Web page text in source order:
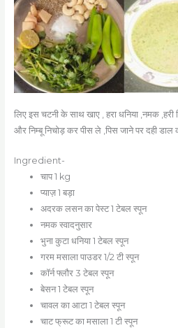
लिए इस चटनी के साथ खाए , हरा धनिया ,नमक ,हरी
और निम्बू निचोड़ कर पीस ले ,पिस जाने पर दही डाल
Ingredient-
चाप 1 kg
प्याज़ 1 बड़ा
अदरक लसन का पेस्ट 1 टेबल स्पून
नमक स्वादनुसार
भुना कुटा धनिया 1 टेबल स्पून
गरम मसाला पाउडर 1/2 टी स्पून
कॉर्न फ्लौर 3 टेबल स्पून
बेसन 1 टेबल स्पून
चावल का आटा 1 टेबल स्पून
चाट फ्रूट का मसाला 1 टी स्पून